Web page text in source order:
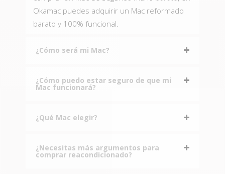
Okamac puedes adquirir un Mac reformado
barato y 100% funcional.
¿Cómo será mi Mac?
¿Cómo puedo estar seguro de que mi
Mac funcionará?
¿Qué Mac elegir?
¿Necesitas más argumentos para
comprar reacondicionado?